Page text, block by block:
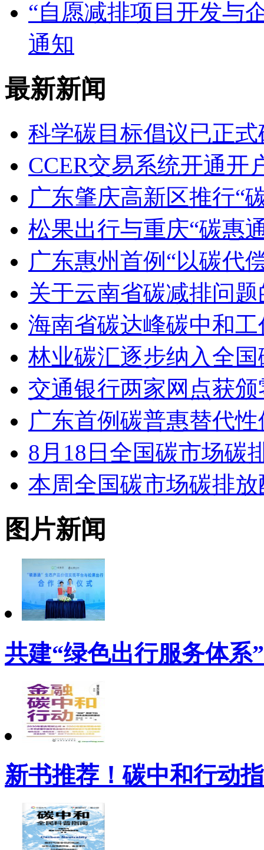
“自愿减排项目开发与
通知
最新新闻
科学碳目标倡议已正
CCER交易系统开通开
广东肇庆高新区推行“
松果出行与重庆“碳惠
广东惠州首例“以碳代
关于云南省碳减排问
海南省碳达峰碳中和
林业碳汇逐步纳入全
交通银行两家网点获
广东首例碳普惠替代
8月18日全国碳市场碳
本周全国碳市场碳排
图片新闻
共建“绿色出行服务体系
新书推荐！碳中和行动